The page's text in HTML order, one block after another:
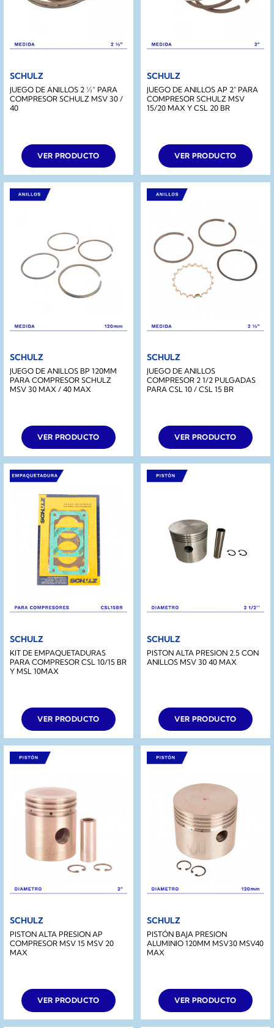
SCHULZ
JUEGO DE ANILLOS 2 ½” PARA
COMPRESOR SCHULZ MSV 30 /
40
VER PRODUCTO
SCHULZ
JUEGO DE ANILLOS AP 2″ PARA
COMPRESOR SCHULZ MSV
15/20 MAX Y CSL 20 BR
VER PRODUCTO
SCHULZ
JUEGO DE ANILLOS BP 120MM
PARA COMPRESOR SCHULZ
MSV 30 MAX / 40 MAX
VER PRODUCTO
SCHULZ
JUEGO DE ANILLOS
COMPRESOR 2 1/2 PULGADAS
PARA CSL 10 / CSL 15 BR
VER PRODUCTO
SCHULZ
KIT DE EMPAQUETADURAS
PARA COMPRESOR CSL 10/15 BR
Y MSL 10MAX
VER PRODUCTO
SCHULZ
PISTON ALTA PRESION 2.5 CON
ANILLOS MSV 30 40 MAX
VER PRODUCTO
SCHULZ
PISTON ALTA PRESION AP
COMPRESOR MSV 15 MSV 20
MAX
VER PRODUCTO
SCHULZ
PISTÓN BAJA PRESION
ALUMINIO 120MM MSV30 MSV40
MAX
VER PRODUCTO